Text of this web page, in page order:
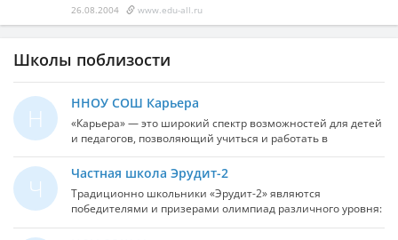
26.08.2004 www.edu-all.ru
Школы поблизости
Н
ННОУ СОШ Карьера
«Карьера» — это широкий спектр возможностей для детей
и педагогов, позволяющий учиться и работать в
комфортной атмосфере, раскрывать свои способности и
творческий потенциал. На всех уровнях обучения: детский
сад, начальная школа, средняя и старшая школа,
используется единая технология постановки и решения
задач развития учащихся. Для каждого ученика
разрабатывается индивидуальная образовательная
Ч
Частная школа Эрудит-2
Традиционно школьники «Эрудит-2» являются
победителями и призерами олимпиад различного уровня: